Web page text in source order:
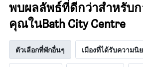
พบผลลัพธ์ที่ดีกว่าสำหรับก
คุณในBath City Centre
ตัวเลือกที่พักอื่นๆ เมืองที่ได้รับความนิ